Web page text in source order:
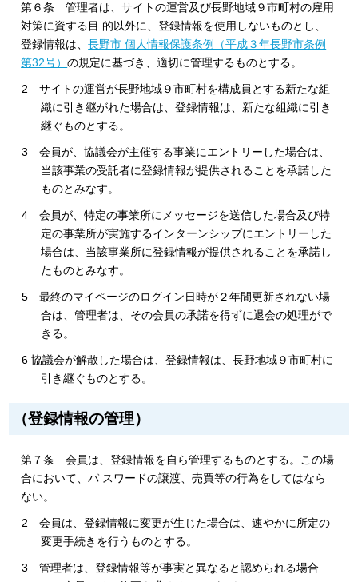
第６条 管理者は、サイトの運営及び長野地域９市町村の雇用
対策に資する目 的以外に、登録情報を使用しないものとし、
登録情報は、長野市 個人情報保護条例（平成３年長野市条例
第32号）の規定に基づき、適切に管理するものとする。
2 サイトの運営が長野地域９市町村を構成員とする新たな組
織に引き継がれた場合は、登録情報は、新たな組織に引き
継ぐものとする。
3 会員が、協議会が主催する事業にエントリーした場合は、
当該事業の受託者に登録情報が提供されることを承諾した
ものとみなす。
4 会員が、特定の事業所にメッセージを送信した場合及び特
定の事業所が実施するインターンシップにエントリーした
場合は、当該事業所に登録情報が提供されることを承諾し
たものとみなす。
5 最終のマイページのログイン日時が２年間更新されない場
合は、管理者は、その会員の承諾を得ずに退会の処理がで
きる。
6 協議会が解散した場合は、登録情報は、長野地域９市町村に
引き継ぐものとする。
（登録情報の管理）
第７条 会員は、登録情報を自ら管理するものとする。この場
合において、パ スワードの譲渡、売買等の行為をしてはなら
ない。
2 会員は、登録情報に変更が生じた場合は、速やかに所定の
変更手続きを行うものとする。
3 管理者は、登録情報等が事実と異なると認められる場合